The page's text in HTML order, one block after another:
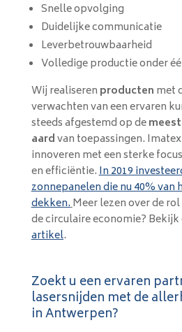
Snelle opvolging
Duidelijke communicatie
Leverbetrouwbaarheid
Volledige productie onder
Wij realiseren producten met
verwachten van een ervaren
steeds afgestemd op de
aardvan toepassingen.
innoveren met een sterke
en efficiëntie.In 2019
zonnepanelen die nu 40%
dekken.Meer lezen over de
de circulaire economie?
artikel.
Zoekt u een ervaren
lasersnijden met de
in Antwerpen?